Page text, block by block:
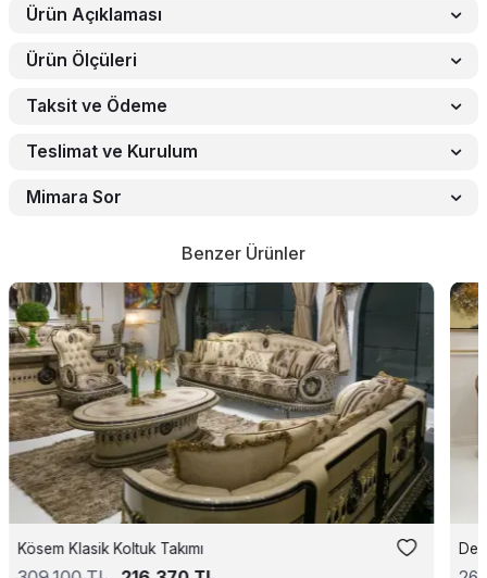
Ürün Açıklaması
Ürün Ölçüleri
Taksit ve Ödeme
Teslimat ve Kurulum
Mimara Sor
Benzer Ürünler
Kösem Klasik Koltuk Takımı